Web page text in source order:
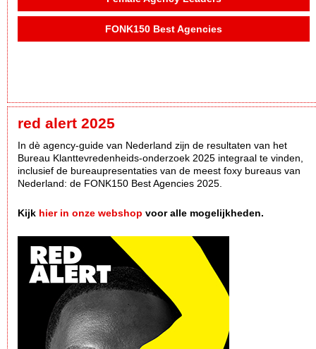
FONK150 Best Agencies
red alert 2025
In dè agency-guide van Nederland zijn de resultaten van het
Bureau Klanttevredenheids-onderzoek 2025 integraal te vinden,
inclusief de bureaupresentaties van de meest foxy bureaus van
Nederland: de FONK150 Best Agencies 2025.
Kijk hier in onze webshop voor alle mogelijkheden.